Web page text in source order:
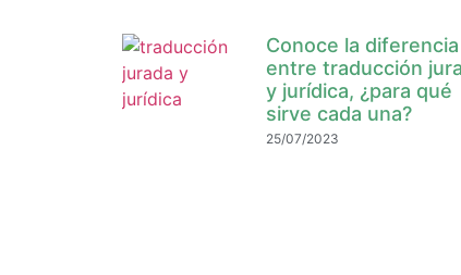
Conoce la diferencia
entre traducción
y jurídica, ¿para qué
sirve cada una?
25/07/2023